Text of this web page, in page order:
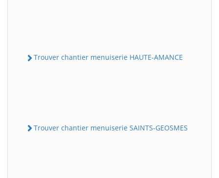
Trouver chantier menuiserie HAUTE-AMANCE
Trouver chantier menuiserie SAINTS-GEOSMES